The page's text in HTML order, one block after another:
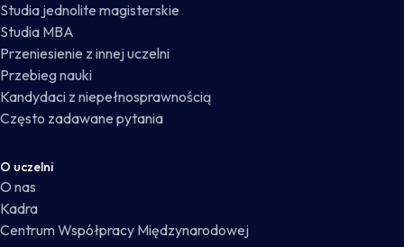
Studia jednolite magisterskie
Studia MBA
Przeniesienie z innej uczelni
Przebieg nauki
Kandydaci z niepełnosprawnością
Często zadawane pytania
O uczelni
O nas
Kadra
Centrum Współpracy Międzynarodowej